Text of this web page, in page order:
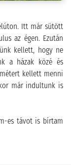
Itt már sütött
az égen. Ezután
kellett, hogy ne
a házak közé és
kellett menni
már indultunk is
es távot is bírtam